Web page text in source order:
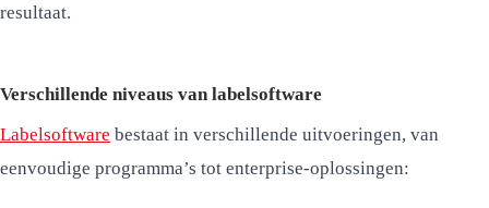
resultaat.
Verschillende niveaus van labelsoftware
Labelsoftware bestaat in verschillende uitvoeringen, van
eenvoudige programma’s tot enterprise-oplossingen: